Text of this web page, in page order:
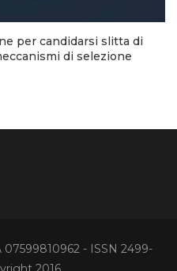
per candidarsi slitta di
di selezione
- ISSN 2499-